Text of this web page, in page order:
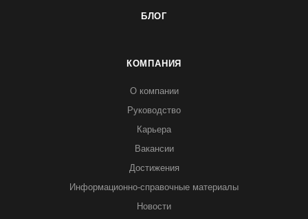
БЛОГ
КОМПАНИЯ
О компании
Руководство
Карьера
Вакансии
Достижения
Информационно-справочные материалы
Новости